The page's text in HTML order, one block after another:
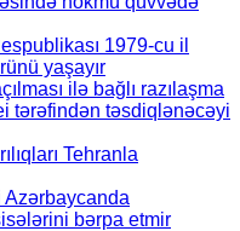
1979-cu il
yaşayır
ilə bağlı razılaşma
tərəfindən təsdiqlənəcəyi
Tehranla
Azərbaycanda
bərpa etmir